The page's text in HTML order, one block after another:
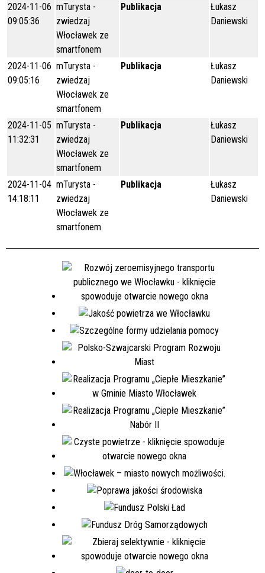
2024-11-06
09:05:36
mTurysta -
zwiedzaj
Włocławek ze
smartfonem
Publikacja
Łukasz
Daniewski
2024-11-06
09:05:16
mTurysta -
zwiedzaj
Włocławek ze
smartfonem
Publikacja
Łukasz
Daniewski
2024-11-05
11:32:31
mTurysta -
zwiedzaj
Włocławek ze
smartfonem
Publikacja
Łukasz
Daniewski
2024-11-04
14:18:11
mTurysta -
zwiedzaj
Włocławek ze
smartfonem
Publikacja
Łukasz
Daniewski